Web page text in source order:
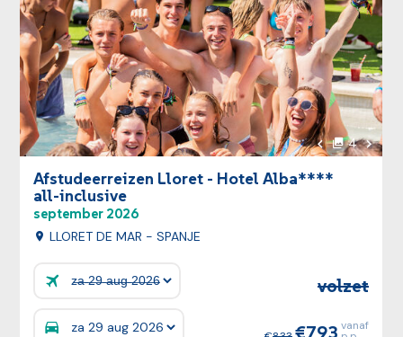
Vorige foto
4
foto's
Afstudeerreizen Lloret - Hotel Alba****
all-inclusive
september 2026
LLORET DE MAR - SPANJE
Prijzen: volzet
793 vanaf